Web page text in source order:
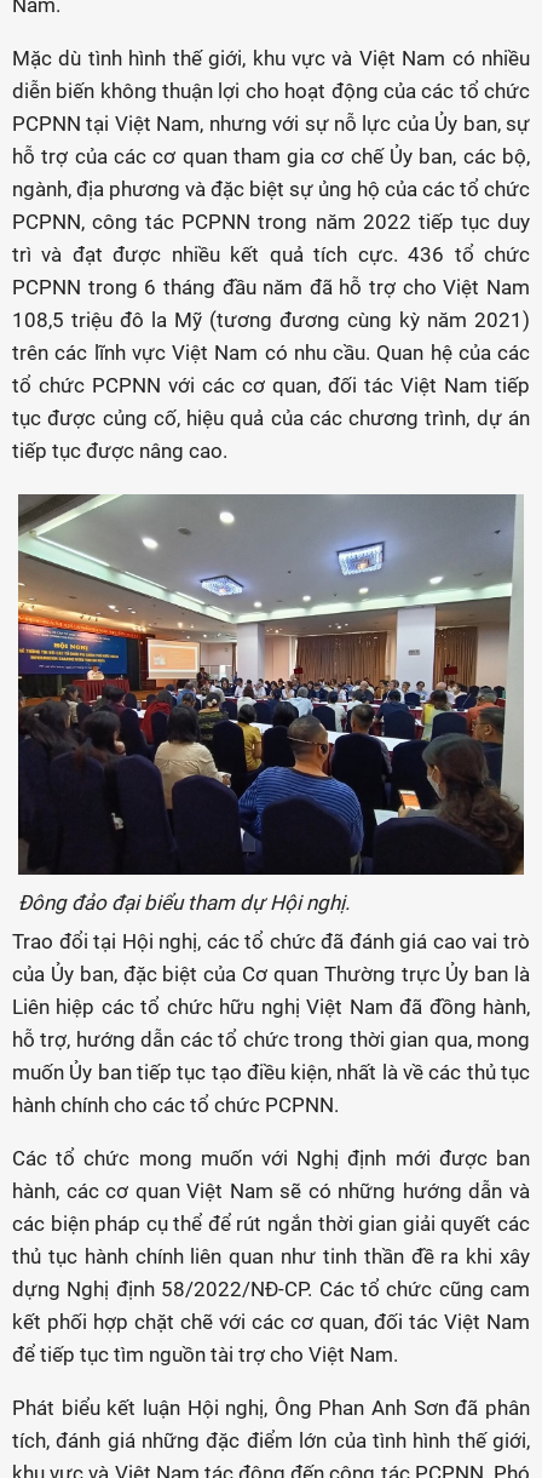
Nam.
Mặc dù tình hình thế giới, khu vực và Việt Nam có nhiều
diễn biến không thuận lợi cho hoạt động của các tổ chức
PCPNN tại Việt Nam, nhưng với sự nỗ lực của Ủy ban, sự
hỗ trợ của các cơ quan tham gia cơ chế Ủy ban, các bộ,
ngành, địa phương và đặc biệt sự ủng hộ của các tổ chức
PCPNN, công tác PCPNN trong năm 2022 tiếp tục duy
trì và đạt được nhiều kết quả tích cực. 436 tổ chức
PCPNN trong 6 tháng đầu năm đã hỗ trợ cho Việt Nam
108,5 triệu đô la Mỹ (tương đương cùng kỳ năm 2021)
trên các lĩnh vực Việt Nam có nhu cầu. Quan hệ của các
tổ chức PCPNN với các cơ quan, đối tác Việt Nam tiếp
tục được củng cố, hiệu quả của các chương trình, dự án
tiếp tục được nâng cao.
Đông đảo đại biểu tham dự Hội nghị.
Trao đổi tại Hội nghị, các tổ chức đã đánh giá cao vai trò
của Ủy ban, đặc biệt của Cơ quan Thường trực Ủy ban là
Liên hiệp các tổ chức hữu nghị Việt Nam đã đồng hành,
hỗ trợ, hướng dẫn các tổ chức trong thời gian qua, mong
muốn Ủy ban tiếp tục tạo điều kiện, nhất là về các thủ tục
hành chính cho các tổ chức PCPNN.
Các tổ chức mong muốn với Nghị định mới được ban
hành, các cơ quan Việt Nam sẽ có những hướng dẫn và
các biện pháp cụ thể để rút ngắn thời gian giải quyết các
thủ tục hành chính liên quan như tinh thần đề ra khi xây
dựng Nghị định 58/2022/NĐ-CP. Các tổ chức cũng cam
kết phối hợp chặt chẽ với các cơ quan, đối tác Việt Nam
để tiếp tục tìm nguồn tài trợ cho Việt Nam.
Phát biểu kết luận Hội nghị, Ông Phan Anh Sơn đã phân
tích, đánh giá những đặc điểm lớn của tình hình thế giới,
khu vực và Việt Nam tác động đến công tác PCPNN. Phó